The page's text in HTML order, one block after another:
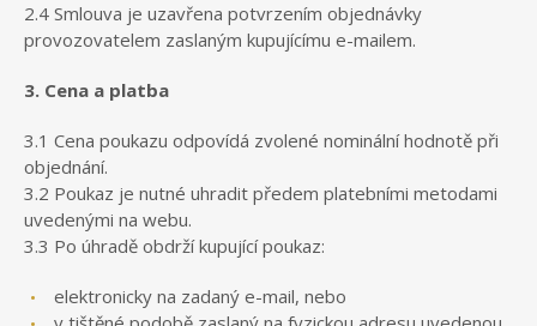
2.4 Smlouva je uzavřena potvrzením objednávky
provozovatelem zaslaným kupujícímu e-mailem.
3. Cena a platba
3.1 Cena poukazu odpovídá zvolené nominální hodnotě při
objednání.
3.2 Poukaz je nutné uhradit předem platebními metodami
uvedenými na webu.
3.3 Po úhradě obdrží kupující poukaz:
elektronicky na zadaný e-mail, nebo